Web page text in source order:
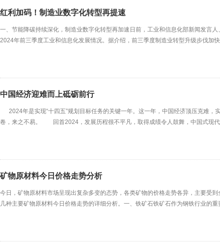
红利加码！制造业数字化转型再提速
一、节能降碳持续深化，制造业数字化转型再加速日前，工业和信息化部新闻发言
2024年前三季度工业和信息化发展情况。据介绍，前三季度制造业转型升级步伐
中国经济迎难而上砥砺前行
2024年是实现“十四五”规划目标任务的关键一年。这一年，中国经济顶压克难，
卷，来之不易。 回首2024，发展历程很不平凡，取得成绩令人鼓舞，中国式
矿物原材料今日价格走势分析
今日，矿物原材料市场呈现出复杂多变的态势，各类矿物的价格走势各异，主要受
几种主要矿物原材料今日价格走势的详细分析。一、铁矿石铁矿石作为钢铁行业的